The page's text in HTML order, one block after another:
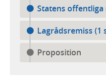
Statens
Lagrådsremiss (1
Proposition